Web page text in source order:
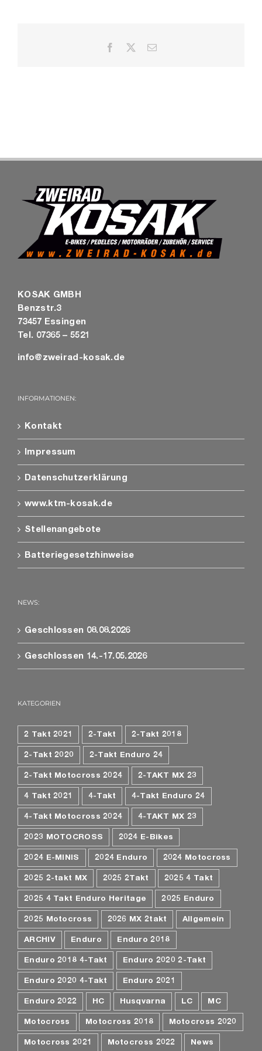
Facebook E-
KOSAK GMBH
Benzstr.3
73457 Essingen
Tel. 07365 – 5521
info@zweirad-kosak.de
INFORMATIONEN:
Kontakt
Impressum
Datenschutzerklärung
www.ktm-kosak.de
Stellenangebote
Batteriegesetzhinweise
NEWS:
Geschlossen 08.08.2026
Geschlossen 14.-17.05.2026
KATEGORIEN
2 Takt 2021 2-Takt 2-Takt 2018
2-Takt 2020 2-Takt Enduro 24
2-Takt Motocross 2024 2-TAKT MX 23
4 Takt 2021 4-Takt 4-Takt Enduro 24
4-Takt Motocross 2024 4-TAKT MX 23
2023 MOTOCROSS 2024 E-Bikes
2024 E-MINIS 2024 Enduro 2024 Motocross
2025 2-takt MX 2025 2Takt 2025 4 Takt
2025 4 Takt Enduro Heritage 2025 Enduro
2025 Motocross 2026 MX 2takt Allgemein
ARCHIV Enduro Enduro 2018
Enduro 2018 4-Takt Enduro 2020 2-Takt
Enduro 2020 4-Takt Enduro 2021
Enduro 2022 HC Husqvarna LC MC
Motocross Motocross 2018 Motocross 2020
Motocross 2021 Motocross 2022 News